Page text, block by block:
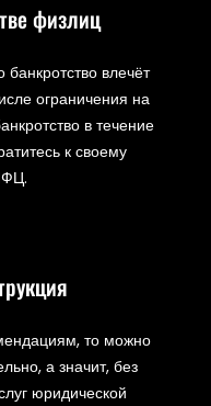
физлиц
влечёт
ограничения на
в течение
к своему
то можно
а значит, без
юридической